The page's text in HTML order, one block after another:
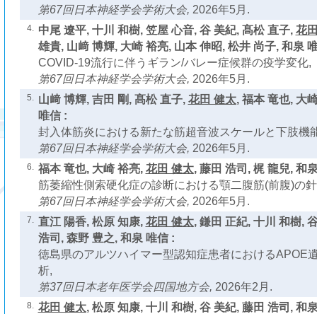
第67回日本神経学会学術大会, 2026年5月.
4. 中尾 遼平, 十川 和樹, 笠屋 心音, 谷 美紀, 髙松 直子, 花
雄貴, 山﨑 博輝, 大崎 裕亮, 山本 伸昭, 松井 尚子, 和泉
COVID-19流行に伴うギラン/バレー症候群の疫学変化,
第67回日本神経学会学術大会, 2026年5月.
5. 山﨑 博輝, 吉田 剛, 髙松 直子, 花田 健太, 福本 竜也, 大
唯信 :
封入体筋炎における新たな筋超音波スケールと下肢機
第67回日本神経学会学術大会, 2026年5月.
6. 福本 竜也, 大崎 裕亮, 花田 健太, 藤田 浩司, 梶 龍兒, 和
筋萎縮性側索硬化症の診断における顎二腹筋(前腹)の
第67回日本神経学会学術大会, 2026年5月.
7. 直江 陽香, 松原 知康, 花田 健太, 鎌田 正紀, 十川 和樹,
浩司, 森野 豊之, 和泉 唯信 :
徳島県のアルツハイマー型認知症患者におけるAPOE
析,
第37回日本老年医学会四国地方会, 2026年2月.
8. 花田 健太, 松原 知康, 十川 和樹, 谷 美紀, 藤田 浩司, 和